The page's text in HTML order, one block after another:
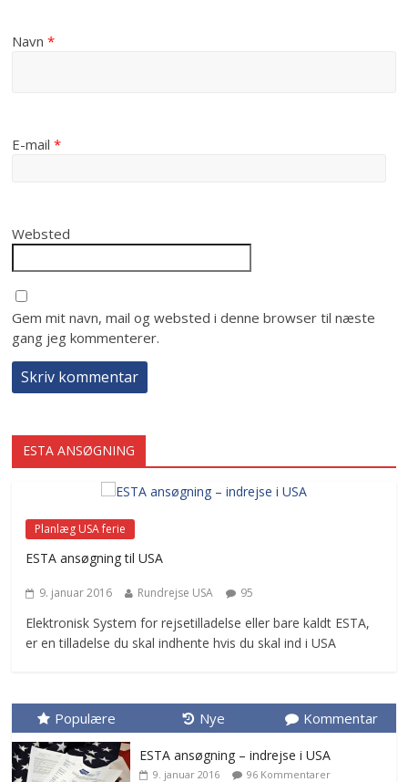
Navn*
E-mail*
Websted
Gem mit navn, mail og websted i denne browser til næste
gang jeg kommenterer.
ESTA ANSØGNING
Planlæg USA ferie
ESTA ansøgning til USA
9. januar 2016 Rundrejse USA 95
Elektronisk System for rejsetilladelse eller bare kaldt ESTA,
er en tilladelse du skal indhente hvis du skal ind i USA
Populære Nye Kommentar
ESTA ansøgning – indrejse i USA
9. januar 2016 96 Kommentarer